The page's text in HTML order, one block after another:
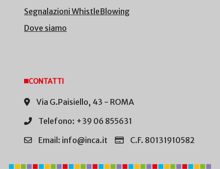
Segnalazioni WhistleBlowing
Dove siamo
CONTATTI
Via G.Paisiello, 43 - ROMA
Telefono: +39 06 855631
Email: info@inca.it
C.F. 80131910582